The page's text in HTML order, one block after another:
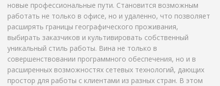
новые профессиональные пути. Становится возможным
работать не только в офисе, но и удаленно, что позволяет
расширять границы географического проживания,
выбирать заказчиков и культивировать собственный
уникальный стиль работы. Вина не только в
совершенствовании программного обеспечения, но и в
расширенных возможностях сетевых технологий, дающих
простор для работы с клиентами из разных стран. В этом